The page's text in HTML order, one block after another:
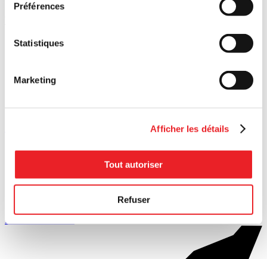
Préférences
Statistiques
Marketing
Afficher les détails
Tout autoriser
Refuser
PME MTL Est-de-l’Île dessert les entrepreneurs des arrondissements
d’Anjou, Montréal-Nord, Rivière-des-Prairies – Pointe-aux-
Revenir au réseau